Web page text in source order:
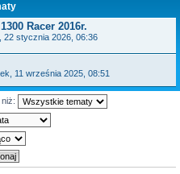
Racer 2016r.
22 stycznia 2026, 06:36
11 września 2025, 08:51